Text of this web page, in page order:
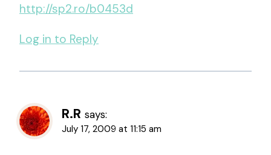
http://sp2.ro/b0453d
Log in to Reply
R.R says:
July 17, 2009 at 11:15 am